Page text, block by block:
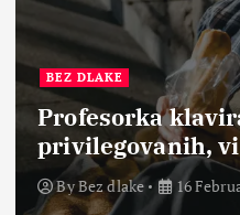
BEZ DLAKE
Profesorka
privilegovanih,
ByBez dlake 16